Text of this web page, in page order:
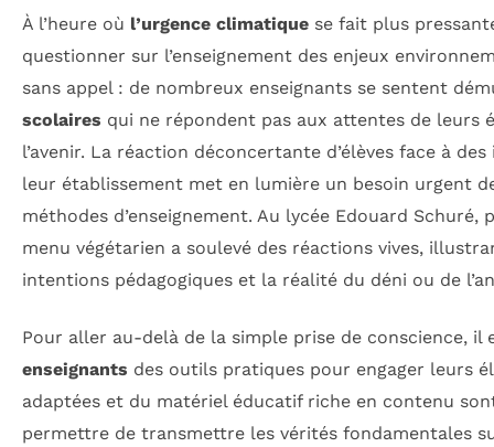
À l’heure où l’urgence climatique se fait plus
questionner sur l’enseignement des enjeux
sans appel : de nombreux enseignants se sentent
scolaires qui ne répondent pas aux attentes de leurs
l’avenir. La réaction déconcertante d’élèves face à
leur établissement met en lumière un besoin urgent
méthodes d’enseignement. Au lycée Edouard Schuré,
menu végétarien a soulevé des réactions vives,
intentions pédagogiques et la réalité du déni ou de
Pour aller au-delà de la simple prise de conscience, il
enseignants des outils pratiques pour engager leurs
adaptées et du matériel éducatif riche en contenu
permettre de transmettre les vérités fondamentales